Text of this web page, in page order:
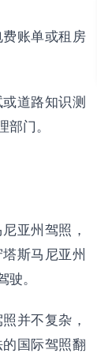
账单或租房
道路知识测
门。
亚州驾照，
斯马尼亚州
。
并不复杂，
国际驾照翻